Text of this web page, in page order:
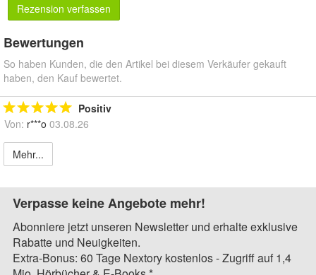
Rezension verfassen
Bewertungen
So haben Kunden, die den Artikel bei diesem Verkäufer gekauft
haben, den Kauf bewertet.
Positiv
Von: r***o 03.08.26
Mehr...
Verpasse keine Angebote mehr!
Abonniere jetzt unseren Newsletter und erhalte exklusive
Rabatte und Neuigkeiten.
Extra-Bonus: 60 Tage Nextory kostenlos - Zugriff auf 1,4